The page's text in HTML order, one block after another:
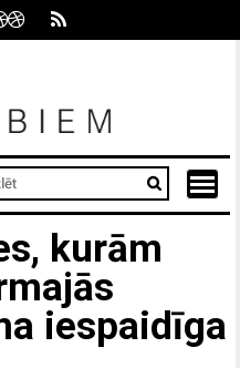
kurām
iespaidīga